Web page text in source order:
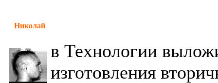
Николай
в Технологии
изготовления